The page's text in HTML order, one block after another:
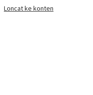
Loncat ke konten